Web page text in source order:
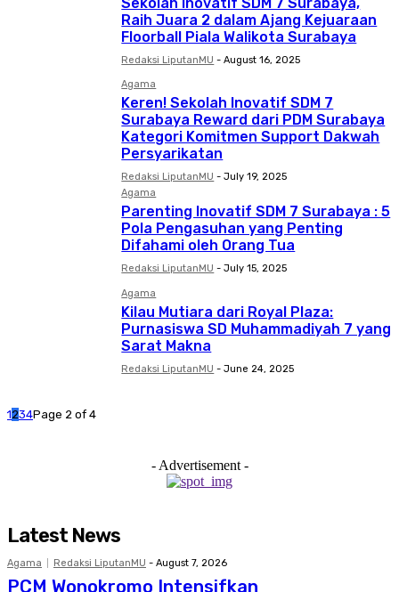
Raih Juara 2 dalam Ajang Kejuaraan
Floorball Piala Walikota Surabaya
Redaksi LiputanMU - August 16, 2025
Agama
Keren! Sekolah Inovatif SDM 7
Surabaya Reward dari PDM Surabaya
Kategori Komitmen Support Dakwah
Persyarikatan
Redaksi LiputanMU - July 19, 2025
Agama
Parenting Inovatif SDM 7 Surabaya : 5
Pola Pengasuhan yang Penting
Difahami oleh Orang Tua
Redaksi LiputanMU - July 15, 2025
Agama
Kilau Mutiara dari Royal Plaza:
Purnasiswa SD Muhammadiyah 7 yang
Sarat Makna
Redaksi LiputanMU - June 24, 2025
1234Page 2 of 4
- Advertisement -
Latest News
Agama Redaksi LiputanMU - August 7, 2026
PCM Wonokromo Intensifkan